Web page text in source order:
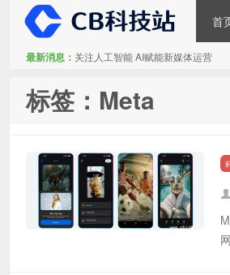
CB科技站
首
最新消息： 关注人工智能 AI赋能新媒体运营
标签：Meta